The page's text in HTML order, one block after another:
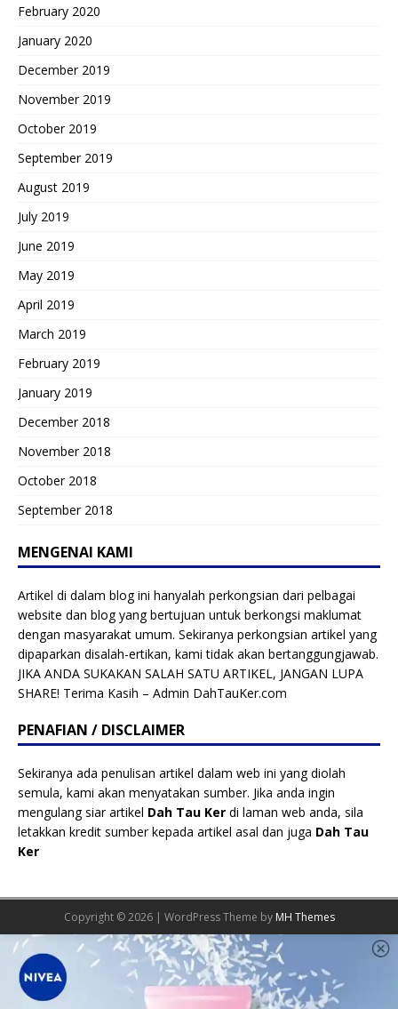
February 2020
January 2020
December 2019
November 2019
October 2019
September 2019
August 2019
July 2019
June 2019
May 2019
April 2019
March 2019
February 2019
January 2019
December 2018
November 2018
October 2018
September 2018
MENGENAI KAMI
Artikel di dalam blog ini hanyalah perkongsian dari pelbagai
website dan blog yang bertujuan untuk berkongsi maklumat
dengan masyarakat umum. Sekiranya perkongsian artikel yang
dipaparkan disalah-ertikan, kami tidak akan bertanggungjawab.
JIKA ANDA SUKAKAN SALAH SATU ARTIKEL, JANGAN LUPA
SHARE! Terima Kasih – Admin DahTauKer.com
PENAFIAN / DISCLAIMER
Sekiranya ada penulisan artikel dalam web ini yang diolah
semula, kami akan menyatakan sumber. Jika anda ingin
mengulang siar artikel Dah Tau Ker di laman web anda, sila
letakkan kredit sumber kepada artikel asal dan juga Dah Tau
Ker
Copyright © 2026 | WordPress Theme by MH Themes